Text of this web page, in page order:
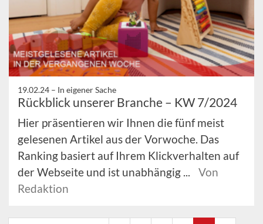
19.02.24 – In eigener Sache
Rückblick unserer Branche – KW 7/2024
Hier präsentieren wir Ihnen die fünf meist
gelesenen Artikel aus der Vorwoche. Das
Ranking basiert auf Ihrem Klickverhalten auf
der Webseite und ist unabhängig ...
Von
Redaktion